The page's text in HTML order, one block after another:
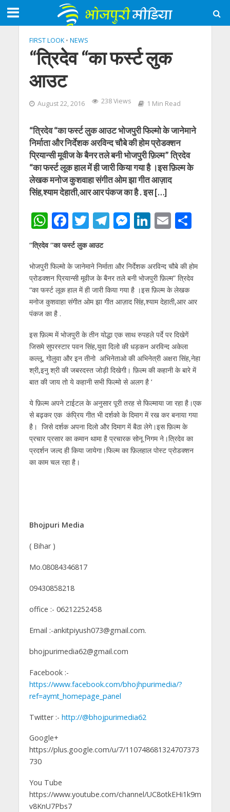
FIRST LOOK • NEWS
“त्रिदेव “का फर्स्ट लुक
आउट
August 22, 2016 238 Views 1 Min Read
“त्रिदेव “का फर्स्ट लुक आउट भोजपुरी फिल्मो के जानेमाने
निर्माता और निर्देशक अरविन्द चौबे की होम प्रोडक्शन
प्रियान्सी मूवीज के बैनर तले बनी भोजपुरी फ़िल्म” त्रिदेव
“का फर्स्ट लूक हाल में ही जारी किया गया है ।इस फ़िल्म के
लेखक मनोज कुशवाहा संगीत ओम झा गीत आज़ाद
सिंह,श्याम देहाती,आर आर पंकज का है . इस […]
W
h
at
s
A
p
p
F
ac
e
b
o
o
T
w
itt
er
T
gr
a
m
M
e
n
g
Li
e
dI
n
E
l
S
e
“त्रिदेव “का फर्स्ट लुक आउट
भोजपुरी फिल्मो के जानेमाने निर्माता और निर्देशक अरविन्द चौबे की होम
प्रोडक्शन प्रियान्सी मूवीज के बैनर तले बनी भोजपुरी फ़िल्म” त्रिदेव
“का फर्स्ट लूक हाल में ही जारी किया गया है ।इस फ़िल्म के लेखक
मनोज कुशवाहा संगीत ओम झा गीत आज़ाद सिंह,श्याम देहाती,आर आर
पंकज का है .
इस फ़िल्म में भोजपुरी के तीन योद्धा एक साथ रुपहले पर्दे पर दिखेगें
जिसमे सुपरस्टार पवन सिंह,युवा दिलो की धड़कन अरविन्द अकेला
कल्लू, गोलुवा और इन तीनो अभिनेताओ की अभिनेत्री अक्षरा सिंह,नेहा
श्री,इनु श्री की जबरदस्त जोड़ी दिखेगी। फ़िल्म की कहानी के बारे में
बात की जाय तो ये कहानी सभी फिल्मो से अलग है ‘
ये फ़िल्म अपने टाईटल के अनुसार पूरी तरह से फिल्माया जा रहा है।एक
से बढ़कर एक कंप्रिय गीत भी दर्शको के दिमाग में रख कर बनाया गया
है। जिसे दर्शक अपना दिलो और दिमाग में बैठा लेगे।इस फ़िल्म के
प्रचार प्रसार का कमान थामा है प्रचारक सोनू निगम ने।त्रिदेव का
प्रदर्शन जल्द ही किया जायेगा।फिल्म का फ़िलहाल पोस्ट प्रोडक्शन
का काम चल रहा है।
Bhojpuri Media
( Bihar )
Mo.08084346817
09430858218
office :- 06212252458
Email :-ankitpiyush073@gmail.com.
bhojpurimedia62@gmail.com
Facebook :-
https://www.facebook.com/bhojhpurimedia/?
ref=aymt_homepage_panel
Twitter :- http://@bhojpurimedia62
Google+
https://plus.google.com/u/7/110748681324707373
730
You Tube
https://www.youtube.com/channel/UC8otkEHi1k9m
v8KnU7Pbs7